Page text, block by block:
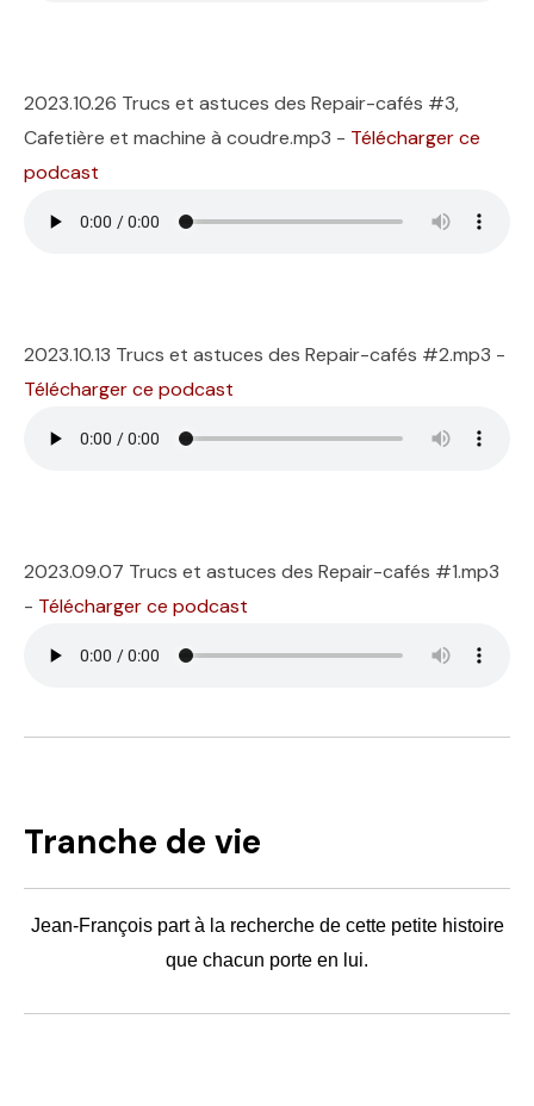
2023.10.26 Trucs et astuces des Repair-cafés #3,
Cafetière et machine à coudre.mp3 - Télécharger ce
podcast
2023.10.13 Trucs et astuces des Repair-cafés #2.mp3 -
Télécharger ce podcast
2023.09.07 Trucs et astuces des Repair-cafés #1.mp3
- Télécharger ce podcast
Tranche de vie
Jean-François part à la recherche de cette petite histoire
que chacun porte en lui.